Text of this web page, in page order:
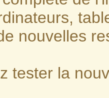
nouvelles
tester la